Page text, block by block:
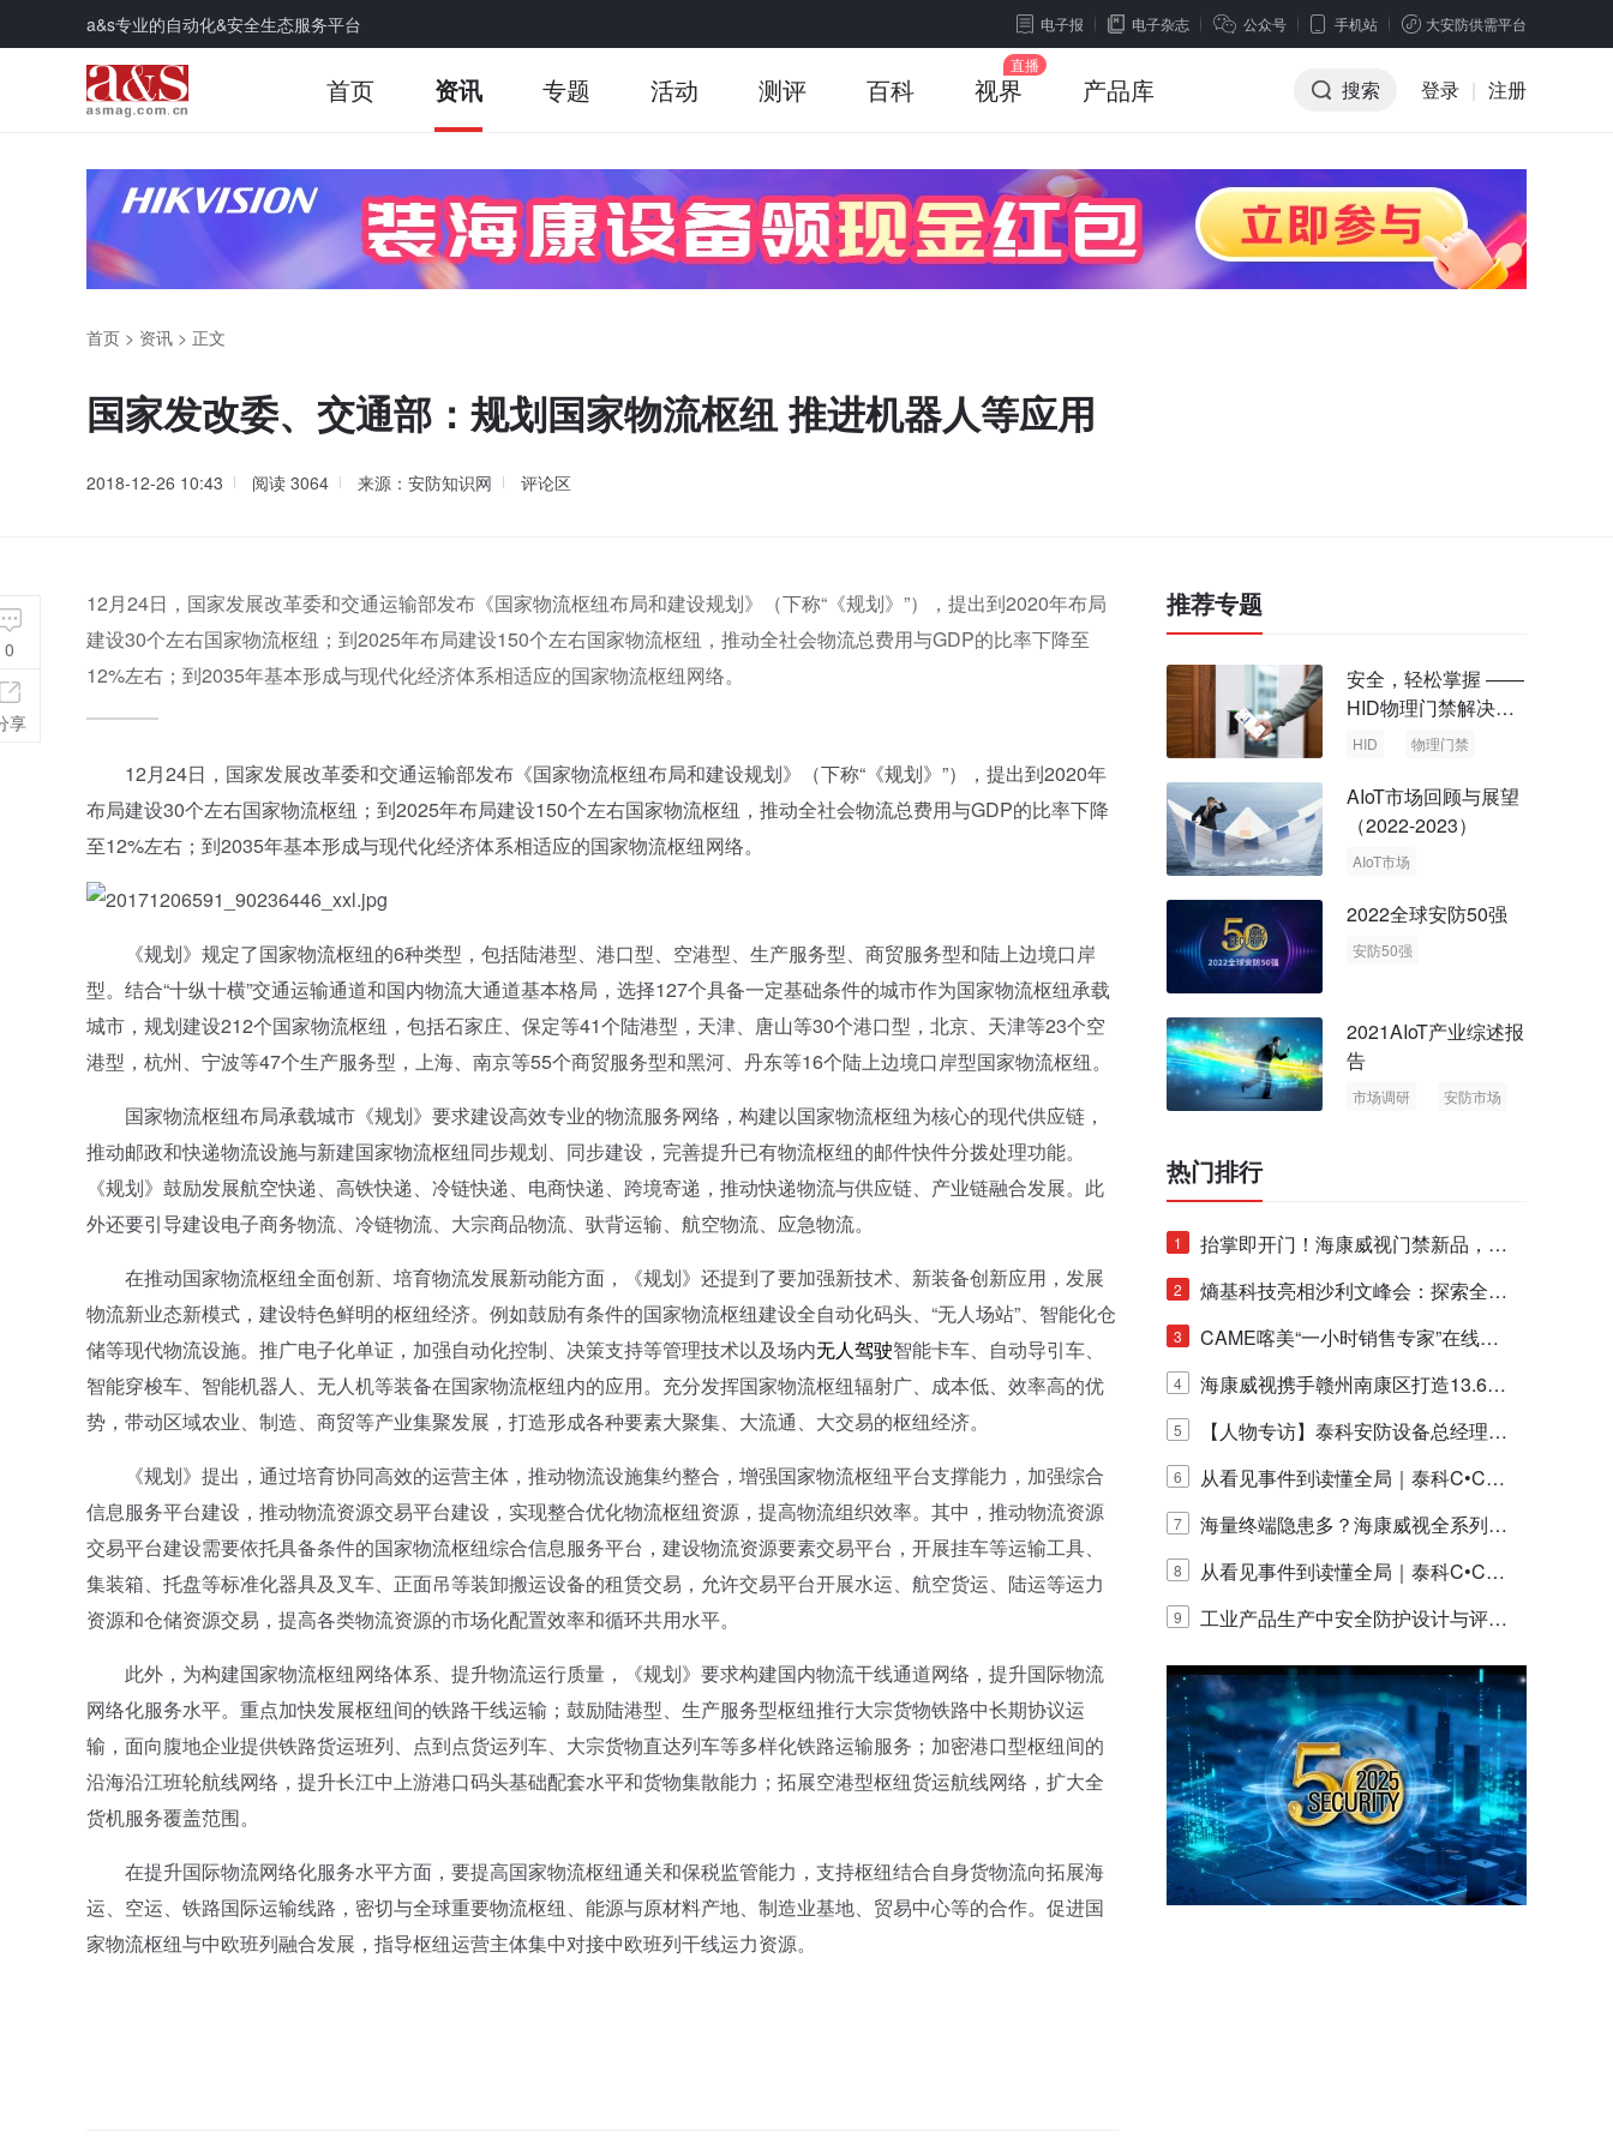
a&s专业的自动化&安全生态服务平台 电子报 电子杂志 公众号 手机站 大安防供需平台
首页 资讯 专题 活动 测评 百科 视界 产品库 搜索 登录 | 注册
首页 > 资讯 > 正文
国家发改委、交通部：规划国家物流枢纽 推进机器人等应用
2018-12-26 10:43 阅读 3064 来源：安防知识网 评论区
12月24日，国家发展改革委和交通运输部发布《国家物流枢纽布局和建设规划》（下称“《规划》”），提出到2020年布局
建设30个左右国家物流枢纽；到2025年布局建设150个左右国家物流枢纽，推动全社会物流总费用与GDP的比率下降至
12%左右；到2035年基本形成与现代化经济体系相适应的国家物流枢纽网络。
12月24日，国家发展改革委和交通运输部发布《国家物流枢纽布局和建设规划》（下称“《规划》”），提出到2020年
布局建设30个左右国家物流枢纽；到2025年布局建设150个左右国家物流枢纽，推动全社会物流总费用与GDP的比率下降
至12%左右；到2035年基本形成与现代化经济体系相适应的国家物流枢纽网络。
《规划》规定了国家物流枢纽的6种类型，包括陆港型、港口型、空港型、生产服务型、商贸服务型和陆上边境口岸
型。结合“十纵十横”交通运输通道和国内物流大通道基本格局，选择127个具备一定基础条件的城市作为国家物流枢纽承载
城市，规划建设212个国家物流枢纽，包括石家庄、保定等41个陆港型，天津、唐山等30个港口型，北京、天津等23个空
港型，杭州、宁波等47个生产服务型，上海、南京等55个商贸服务型和黑河、丹东等16个陆上边境口岸型国家物流枢纽。
国家物流枢纽布局承载城市《规划》要求建设高效专业的物流服务网络，构建以国家物流枢纽为核心的现代供应链，
推动邮政和快递物流设施与新建国家物流枢纽同步规划、同步建设，完善提升已有物流枢纽的邮件快件分拨处理功能。
《规划》鼓励发展航空快递、高铁快递、冷链快递、电商快递、跨境寄递，推动快递物流与供应链、产业链融合发展。此
外还要引导建设电子商务物流、冷链物流、大宗商品物流、驮背运输、航空物流、应急物流。
在推动国家物流枢纽全面创新、培育物流发展新动能方面，《规划》还提到了要加强新技术、新装备创新应用，发展
物流新业态新模式，建设特色鲜明的枢纽经济。例如鼓励有条件的国家物流枢纽建设全自动化码头、“无人场站”、智能化仓
储等现代物流设施。推广电子化单证，加强自动化控制、决策支持等管理技术以及场内无人驾驶智能卡车、自动导引车、
智能穿梭车、智能机器人、无人机等装备在国家物流枢纽内的应用。充分发挥国家物流枢纽辐射广、成本低、效率高的优
势，带动区域农业、制造、商贸等产业集聚发展，打造形成各种要素大聚集、大流通、大交易的枢纽经济。
《规划》提出，通过培育协同高效的运营主体，推动物流设施集约整合，增强国家物流枢纽平台支撑能力，加强综合
信息服务平台建设，推动物流资源交易平台建设，实现整合优化物流枢纽资源，提高物流组织效率。其中，推动物流资源
交易平台建设需要依托具备条件的国家物流枢纽综合信息服务平台，建设物流资源要素交易平台，开展挂车等运输工具、
集装箱、托盘等标准化器具及叉车、正面吊等装卸搬运设备的租赁交易，允许交易平台开展水运、航空货运、陆运等运力
资源和仓储资源交易，提高各类物流资源的市场化配置效率和循环共用水平。
此外，为构建国家物流枢纽网络体系、提升物流运行质量，《规划》要求构建国内物流干线通道网络，提升国际物流
网络化服务水平。重点加快发展枢纽间的铁路干线运输；鼓励陆港型、生产服务型枢纽推行大宗货物铁路中长期协议运
输，面向腹地企业提供铁路货运班列、点到点货运列车、大宗货物直达列车等多样化铁路运输服务；加密港口型枢纽间的
沿海沿江班轮航线网络，提升长江中上游港口码头基础配套水平和货物集散能力；拓展空港型枢纽货运航线网络，扩大全
货机服务覆盖范围。
在提升国际物流网络化服务水平方面，要提高国家物流枢纽通关和保税监管能力，支持枢纽结合自身货物流向拓展海
运、空运、铁路国际运输线路，密切与全球重要物流枢纽、能源与原材料产地、制造业基地、贸易中心等的合作。促进国
家物流枢纽与中欧班列融合发展，指导枢纽运营主体集中对接中欧班列干线运力资源。
0
享
推荐专题
安全，轻松掌握 ——
HID物理门禁解决方
案，启动智慧安全新
HID 物理门禁
AIoT市场回顾与展望
（2022-2023）
AIoT市场
2022全球安防50强
安防50强
2021AIoT产业综述报
告
市场调研
安防市场
热门排行
1
抬掌即开门！海康威视门禁新品，不
止认人脸，更认"掌"中静脉！
2
熵基科技亮相沙利文峰会：探索全栈
脑机技术商业化生态新路径
3
CAME喀美“一小时销售专家”在线赋
能培训正式启动！
4
海康威视携手赣州南康区打造13.6公
里绿波网
5
【人物专访】泰科安防设备总经理张
宁解码安防出海新范式
6
从看见事件到读懂全局｜泰科C•CUR
E IQ 3.20开启安防运营智能新时代
7
海量终端隐患多？海康威视全系列物
联安全产品，四层守护更放心！
8
从看见事件到读懂全局｜泰科C•CUR
E IQ 3.20开启安防运营智能新时代
9
工业产品生产中安全防护设计与评估
的实践与探讨